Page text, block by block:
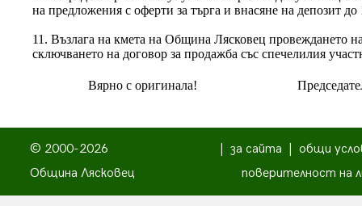
на предложения с оферти за търга и внасяне на депозит до
11. Възлага на кмета на Община Лясковец провеждането
сключването на договор за продажба със спечелилия
Вярно с оригинала!
© 2000-2026
Община Лясковец
за сайта
общи
поверителност на